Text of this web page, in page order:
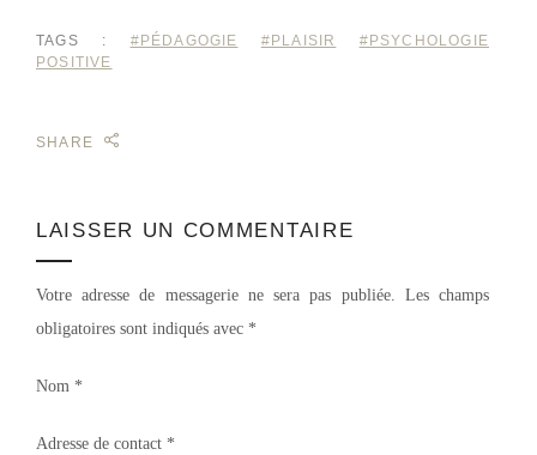
TAGS : #PÉDAGOGIE #PLAISIR
#PSYCHOLOGIE
POSITIVE
SHARE
LAISSER UN COMMENTAIRE
Votre adresse de messagerie ne sera pas publiée. Les champs
obligatoires sont indiqués avec *
Nom *
Adresse de contact *